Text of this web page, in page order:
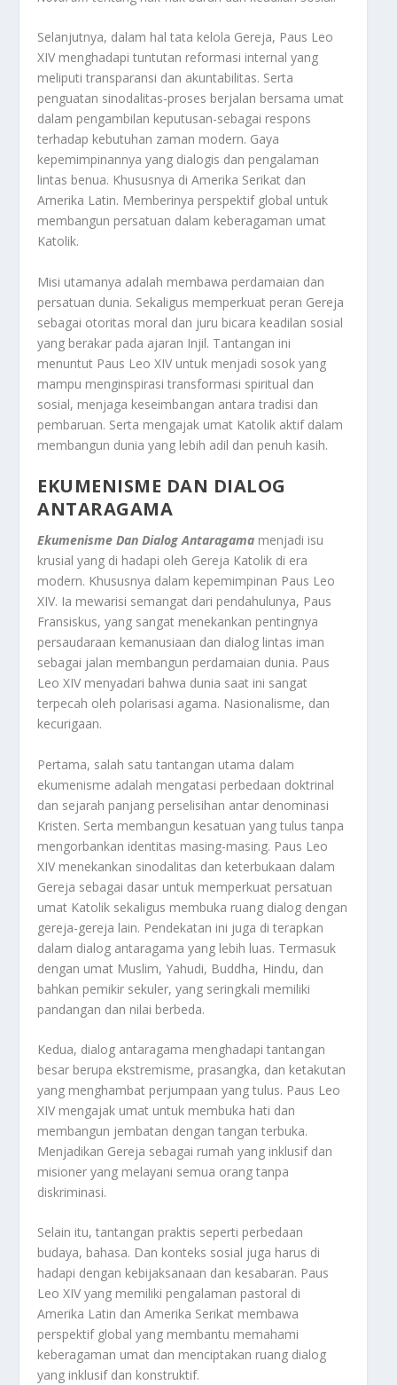
Selanjutnya, dalam hal tata kelola Gereja, Paus Leo
XIV menghadapi tuntutan reformasi internal yang
meliputi transparansi dan akuntabilitas. Serta
penguatan sinodalitas-proses berjalan bersama umat
dalam pengambilan keputusan-sebagai respons
terhadap kebutuhan zaman modern. Gaya
kepemimpinannya yang dialogis dan pengalaman
lintas benua. Khususnya di Amerika Serikat dan
Amerika Latin. Memberinya perspektif global untuk
membangun persatuan dalam keberagaman umat
Katolik.
Misi utamanya adalah membawa perdamaian dan
persatuan dunia. Sekaligus memperkuat peran Gereja
sebagai otoritas moral dan juru bicara keadilan sosial
yang berakar pada ajaran Injil. Tantangan ini
menuntut Paus Leo XIV untuk menjadi sosok yang
mampu menginspirasi transformasi spiritual dan
sosial, menjaga keseimbangan antara tradisi dan
pembaruan. Serta mengajak umat Katolik aktif dalam
membangun dunia yang lebih adil dan penuh kasih.
EKUMENISME DAN DIALOG
ANTARAGAMA
Ekumenisme Dan Dialog Antaragama menjadi isu
krusial yang di hadapi oleh Gereja Katolik di era
modern. Khususnya dalam kepemimpinan Paus Leo
XIV. Ia mewarisi semangat dari pendahulunya, Paus
Fransiskus, yang sangat menekankan pentingnya
persaudaraan kemanusiaan dan dialog lintas iman
sebagai jalan membangun perdamaian dunia. Paus
Leo XIV menyadari bahwa dunia saat ini sangat
terpecah oleh polarisasi agama. Nasionalisme, dan
kecurigaan.
Pertama, salah satu tantangan utama dalam
ekumenisme adalah mengatasi perbedaan doktrinal
dan sejarah panjang perselisihan antar denominasi
Kristen. Serta membangun kesatuan yang tulus tanpa
mengorbankan identitas masing-masing. Paus Leo
XIV menekankan sinodalitas dan keterbukaan dalam
Gereja sebagai dasar untuk memperkuat persatuan
umat Katolik sekaligus membuka ruang dialog dengan
gereja-gereja lain. Pendekatan ini juga di terapkan
dalam dialog antaragama yang lebih luas. Termasuk
dengan umat Muslim, Yahudi, Buddha, Hindu, dan
bahkan pemikir sekuler, yang seringkali memiliki
pandangan dan nilai berbeda.
Kedua, dialog antaragama menghadapi tantangan
besar berupa ekstremisme, prasangka, dan ketakutan
yang menghambat perjumpaan yang tulus. Paus Leo
XIV mengajak umat untuk membuka hati dan
membangun jembatan dengan tangan terbuka.
Menjadikan Gereja sebagai rumah yang inklusif dan
misioner yang melayani semua orang tanpa
diskriminasi.
Selain itu, tantangan praktis seperti perbedaan
budaya, bahasa. Dan konteks sosial juga harus di
hadapi dengan kebijaksanaan dan kesabaran. Paus
Leo XIV yang memiliki pengalaman pastoral di
Amerika Latin dan Amerika Serikat membawa
perspektif global yang membantu memahami
keberagaman umat dan menciptakan ruang dialog
yang inklusif dan konstruktif.